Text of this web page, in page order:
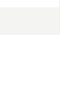
de 1/2" y